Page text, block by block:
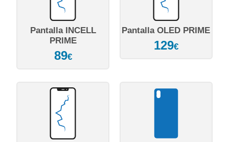
Pantalla INCELL
PRIME
89€
Pantalla OLED PRIME
129€